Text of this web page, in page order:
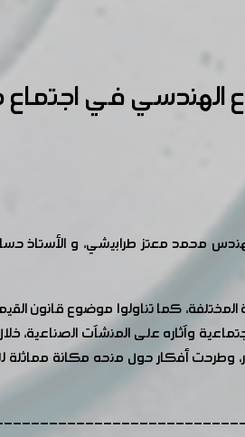
الهندسي في
محمد معتز طرابيشي، و الأستاذ
كما تناولوا موضوع قانون
وآثاره على المنشآت الصناعية،
أفكار حول منحه مكانة مماثلة